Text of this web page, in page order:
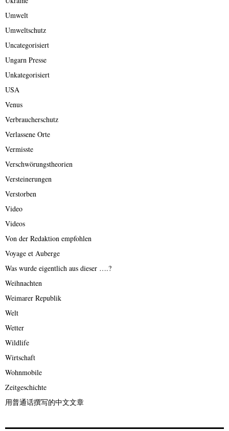
Umwelt
Umweltschutz
Uncategorisiert
Ungarn Presse
Unkategorisiert
USA
Venus
Verbraucherschutz
Verlassene Orte
Vermisste
Verschwörungstheorien
Versteinerungen
Verstorben
Video
Videos
Von der Redaktion empfohlen
Voyage et Auberge
Was wurde eigentlich aus dieser ….?
Weihnachten
Weimarer Republik
Welt
Wetter
Wildlife
Wirtschaft
Wohnmobile
Zeitgeschichte
用普通话撰写的中文文章